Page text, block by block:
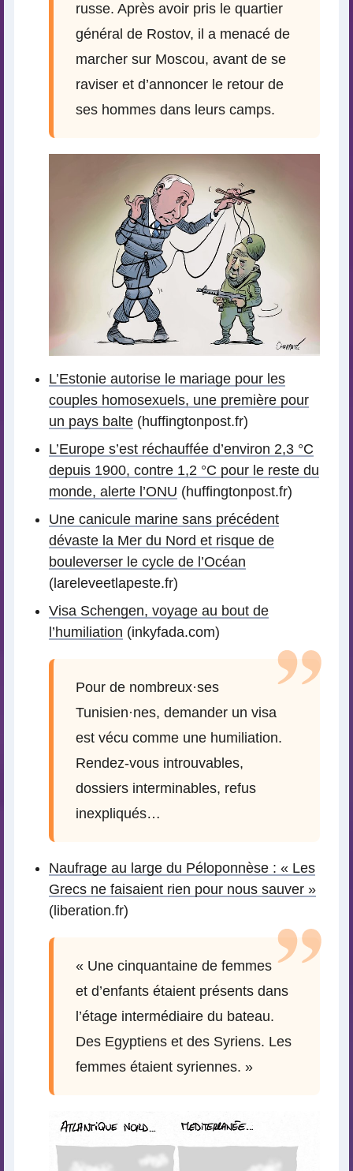
russe. Après avoir pris le quartier
général de Rostov, il a menacé de
marcher sur Moscou, avant de se
raviser et d’annoncer le retour de
ses hommes dans leurs camps.
L’Estonie autorise le mariage pour les
couples homosexuels, une première pour
un pays balte (huffingtonpost.fr)
L’Europe s’est réchauffée d’environ 2,3 °C
depuis 1900, contre 1,2 °C pour le reste du
monde, alerte l’ONU (huffingtonpost.fr)
Une canicule marine sans précédent
dévaste la Mer du Nord et risque de
bouleverser le cycle de l’Océan
(lareleveetlapeste.fr)
Visa Schengen, voyage au bout de
l’humiliation (inkyfada.com)
Pour de nombreux·ses
Tunisien·nes, demander un visa
est vécu comme une humiliation.
Rendez-vous introuvables,
dossiers interminables, refus
inexpliqués…
Naufrage au large du Péloponnèse : « Les
Grecs ne faisaient rien pour nous sauver »
(liberation.fr)
« Une cinquantaine de femmes
et d’enfants étaient présents dans
l’étage intermédiaire du bateau.
Des Egyptiens et des Syriens. Les
femmes étaient syriennes. »